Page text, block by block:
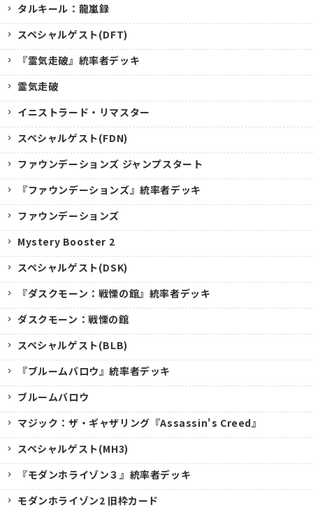
タルキール：龍嵐録
スペシャルゲスト(DFT)
『霊気走破』統率者デッキ
霊気走破
イニストラード・リマスター
スペシャルゲスト(FDN)
ファウンデーションズ ジャンプスタート
『ファウンデーションズ』統率者デッキ
ファウンデーションズ
Mystery Booster 2
スペシャルゲスト(DSK)
『ダスクモーン：戦慄の館』統率者デッキ
ダスクモーン：戦慄の館
スペシャルゲスト(BLB)
『ブルームバロウ』統率者デッキ
ブルームバロウ
マジック：ザ・ギャザリング『Assassin's Creed』
スペシャルゲスト(MH3)
『モダンホライゾン３』統率者デッキ
モダンホライゾン2 旧枠カード